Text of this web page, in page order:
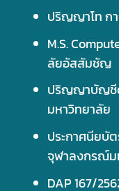
ปริญญาโท ก
M.S.
ลัยอัสสัมชัญ
ปริญญาบัญชี
มหาวิทยาลัย
ประกาศนียบั
จุฬาลงกรณ์ม
DAP 167/